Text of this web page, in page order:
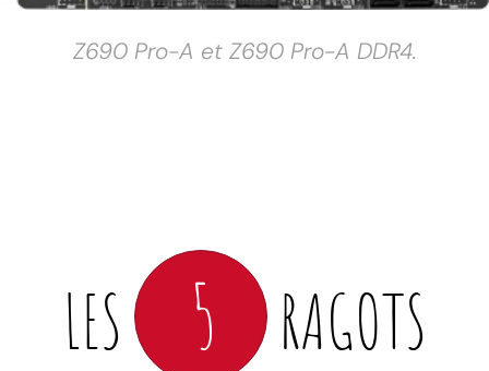
Z690 Pro-A et Z690 Pro-A DDR4.
LES 5 RAGOTS